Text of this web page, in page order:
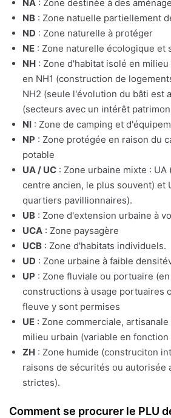
NA : Zone destinée à des
NB : Zone natuelle partiellement
ND : Zone naturelle à protéger
NE : Zone naturelle écologique et
NH : Zone d'habitat isolé en
en NH1 (construction de
NH2 (seule l'évolution du bâti est
(secteurs avec un intérêt
NI : Zone de camping et
NP : Zone protégée en raison du
potable
UA / UC : Zone urbaine mixte : UA
centre ancien, le plus souvent) et
quartiers pavillionnaires).
UB : Zone d'extension urbaine à
UCA : Zone paysagère
UCB : Zone d'habitats individuels.
UD : Zone urbaine à faible
UP : Zone fluviale ou portuaire
constructions à usage portuaires
fleuve y sont permises
UE : Zone commerciale,
milieu urbain (variable en fonction
ZH : Zone humide (construciton
raisons de sécurités ou autorisée
strictes).
Comment se procurer le PLU